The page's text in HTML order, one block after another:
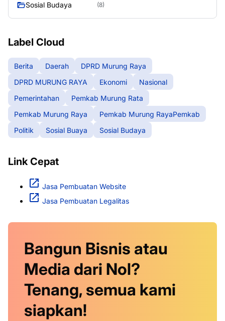
Sosial Budaya (8)
Label Cloud
Berita Daerah
DPRD Murung Raya
DPRD MURUNG RAYA
Ekonomi
Nasional
Pemerintahan
Pemkab Murung Rata
Pemkab Murung Raya
Pemkab Murung RayaPemkab
Politik
Sosial Buaya Sosial Budaya
Link Cepat
Jasa Pembuatan Website
Jasa Pembuatan Legalitas
Bangun Bisnis atau
Media dari Nol?
Tenang, semua kami
siapkan!